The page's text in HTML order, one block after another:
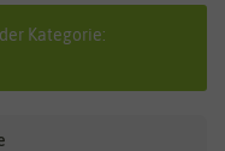
Kategorie: